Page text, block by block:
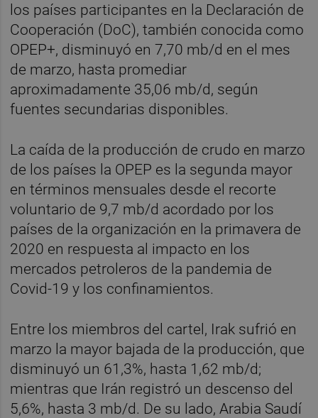
los países participantes en la Declaración de
Cooperación (DoC), también conocida como
OPEP+, disminuyó en 7,70 mb/d en el mes
de marzo, hasta promediar
aproximadamente 35,06 mb/d, según
fuentes secundarias disponibles.
La caída de la producción de crudo en marzo
de los países la OPEP es la segunda mayor
en términos mensuales desde el recorte
voluntario de 9,7 mb/d acordado por los
países de la organización en la primavera de
2020 en respuesta al impacto en los
mercados petroleros de la pandemia de
Covid-19 y los confinamientos.
Entre los miembros del cartel, Irak sufrió en
marzo la mayor bajada de la producción, que
disminuyó un 61,3%, hasta 1,62 mb/d;
mientras que Irán registró un descenso del
5,6%, hasta 3 mb/d. De su lado, Arabia Saudí